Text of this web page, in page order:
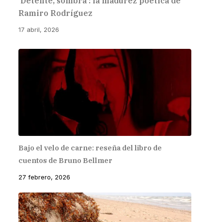
Ramiro Rodríguez
17 abril, 2026
Bajo el velo de carne: reseña del libro de
cuentos de Bruno Bellmer
27 febrero, 2026